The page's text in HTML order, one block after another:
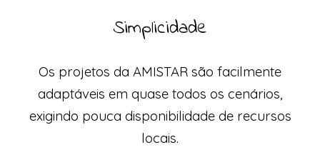
Simplicidade
Os projetos da AMISTAR são facilmente
adaptáveis em quase todos os cenários,
exigindo pouca disponibilidade de recursos
locais.